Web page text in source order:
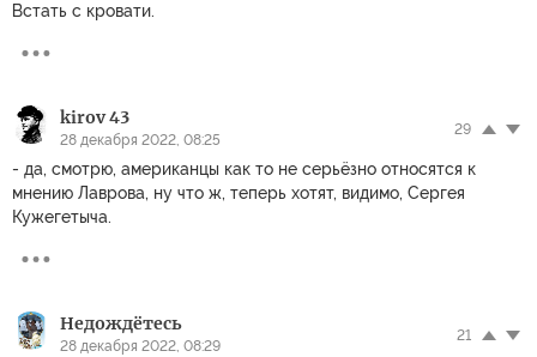
Встать с кровати.
kirov 43
28 декабря 2022, 08:25
29
- да, смотрю, американцы как то не серьёзно относятся к
мнению Лаврова, ну что ж, теперь хотят, видимо, Сергея
Кужегетыча.
Недождётесь
28 декабря 2022, 08:29
21